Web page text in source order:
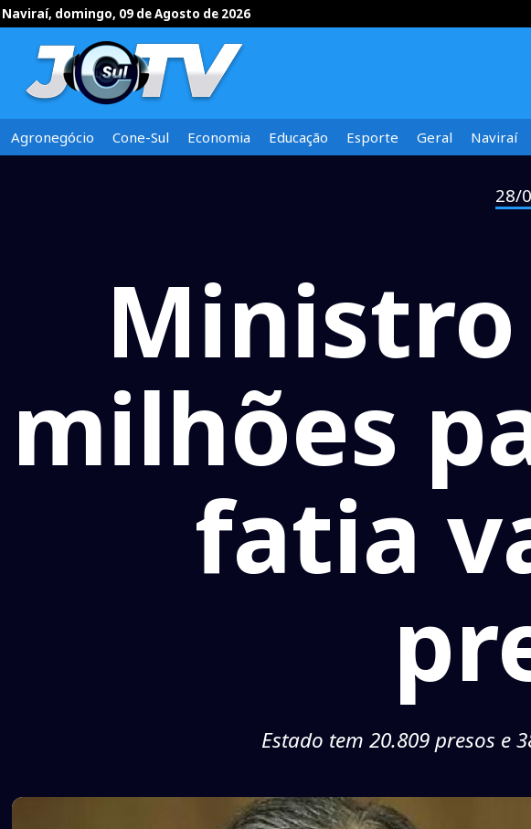
Naviraí, domingo, 09 de Agosto de 2026
Agronegócio Cone-Sul Economia Educação Esporte Geral Naviraí
28/
Ministro
milhões
fatia
Estado tem 20.809 presos